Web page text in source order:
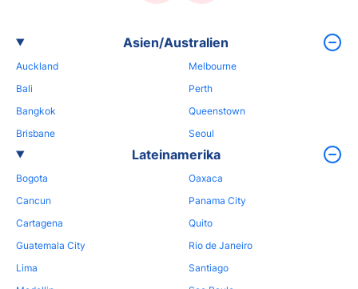
Asien/Australien
Auckland
Bali
Bangkok
Brisbane
Melbourne
Perth
Queenstown
Seoul
Lateinamerika
Bogota
Cancun
Cartagena
Guatemala City
Lima
Oaxaca
Panama City
Quito
Rio de Janeiro
Santiago